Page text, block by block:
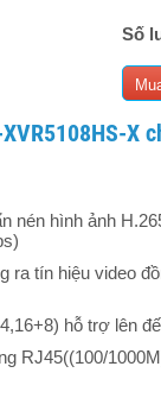
Số
X
nén hình ảnh
ra tín hiệu video
hỗ trợ lên
RJ45((100/